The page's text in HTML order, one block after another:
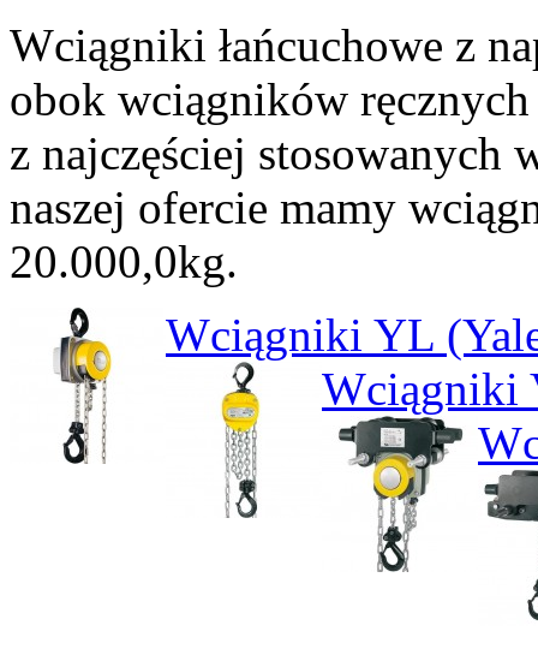
Wciągniki łańcuchowe z
obok wciągników
z najczęściej stosowanych
naszej ofercie mamy
20.000,0kg.
Wciągniki YL
Wciągniki